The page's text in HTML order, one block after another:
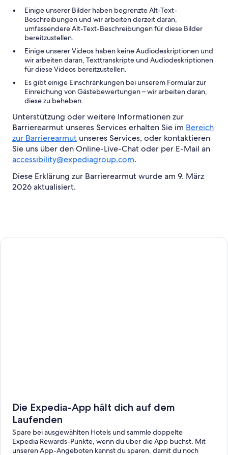
Einige unserer Bilder haben begrenzte Alt-Text-
Beschreibungen und wir arbeiten derzeit daran,
umfassendere Alt-Text-Beschreibungen für diese Bilder
bereitzustellen.
Einige unserer Videos haben keine Audiodeskriptionen und
wir arbeiten daran, Texttranskripte und Audiodeskriptionen
für diese Videos bereitzustellen.
Es gibt einige Einschränkungen bei unserem Formular zur
Einreichung von Gästebewertungen – wir arbeiten daran,
diese zu beheben.
Unterstützung oder weitere Informationen zur
Barrierearmut unseres Services erhalten Sie im Bereich
zur Barrierearmut unseres Services, oder kontaktieren
Sie uns über den Online-Live-Chat oder per E-Mail an
accessibility@expediagroup.com.
Diese Erklärung zur Barrierearmut wurde am 9. März
2026 aktualisiert.
Die Expedia-App hält dich auf dem
Laufenden
Spare bei ausgewählten Hotels und sammle doppelte
Expedia Rewards-Punkte, wenn du über die App buchst. Mit
unseren App-Angeboten kannst du sparen, damit du noch